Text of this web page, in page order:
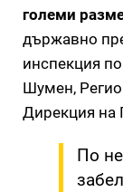
големи
държавно
инспекция
Шумен,
Дирекция на
По